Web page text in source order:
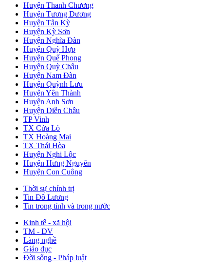
Huyện Thanh Chương
Huyện Tương Dương
Huyện Tân Kỳ
Huyện Kỳ Sơn
Huyện Nghĩa Đàn
Huyện Quỳ Hợp
Huyện Quế Phong
Huyện Quỳ Châu
Huyện Nam Đàn
Huyện Quỳnh Lưu
Huyện Yên Thành
Huyện Anh Sơn
Huyện Diễn Châu
TP Vinh
TX Cửa Lò
TX Hoàng Mai
TX Thái Hòa
Huyện Nghi Lộc
Huyện Hưng Nguyên
Huyện Con Cuông
Thời sự chính trị
Tin Đô Lương
Tin trong tỉnh và trong nước
Kinh tế - xã hội
TM - DV
Làng nghề
Giáo dục
Đời sống - Pháp luật